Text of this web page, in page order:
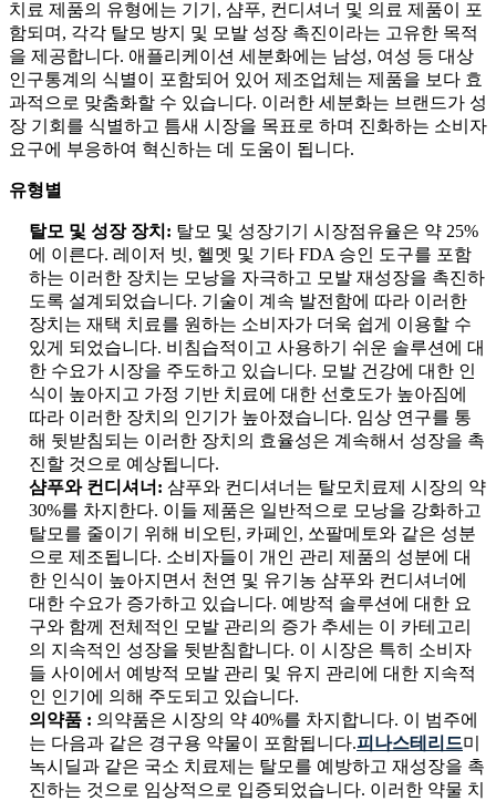
치료 제품의 유형에는 기기, 샴푸, 컨디셔너 및 의료 제품이 포
함되며, 각각 탈모 방지 및 모발 성장 촉진이라는 고유한 목적
을 제공합니다. 애플리케이션 세분화에는 남성, 여성 등 대상
인구통계의 식별이 포함되어 있어 제조업체는 제품을 보다 효
과적으로 맞춤화할 수 있습니다. 이러한 세분화는 브랜드가 성
장 기회를 식별하고 틈새 시장을 목표로 하며 진화하는 소비자
요구에 부응하여 혁신하는 데 도움이 됩니다.
유형별
탈모 및 성장 장치: 탈모 및 성장기기 시장점유율은 약 25%
에 이른다. 레이저 빗, 헬멧 및 기타 FDA 승인 도구를 포함
하는 이러한 장치는 모낭을 자극하고 모발 재성장을 촉진하
도록 설계되었습니다. 기술이 계속 발전함에 따라 이러한
장치는 재택 치료를 원하는 소비자가 더욱 쉽게 이용할 수
있게 되었습니다. 비침습적이고 사용하기 쉬운 솔루션에 대
한 수요가 시장을 주도하고 있습니다. 모발 건강에 대한 인
식이 높아지고 가정 기반 치료에 대한 선호도가 높아짐에
따라 이러한 장치의 인기가 높아졌습니다. 임상 연구를 통
해 뒷받침되는 이러한 장치의 효율성은 계속해서 성장을 촉
진할 것으로 예상됩니다.
샴푸와 컨디셔너: 샴푸와 컨디셔너는 탈모치료제 시장의 약
30%를 차지한다. 이들 제품은 일반적으로 모낭을 강화하고
탈모를 줄이기 위해 비오틴, 카페인, 쏘팔메토와 같은 성분
으로 제조됩니다. 소비자들이 개인 관리 제품의 성분에 대
한 인식이 높아지면서 천연 및 유기농 샴푸와 컨디셔너에
대한 수요가 증가하고 있습니다. 예방적 솔루션에 대한 요
구와 함께 전체적인 모발 관리의 증가 추세는 이 카테고리
의 지속적인 성장을 뒷받침합니다. 이 시장은 특히 소비자
들 사이에서 예방적 모발 관리 및 유지 관리에 대한 지속적
인 인기에 의해 주도되고 있습니다.
의약품 : 의약품은 시장의 약 40%를 차지합니다. 이 범주에
는 다음과 같은 경구용 약물이 포함됩니다.피나스테리드미
녹시딜과 같은 국소 치료제는 탈모를 예방하고 재성장을 촉
진하는 것으로 임상적으로 입증되었습니다. 이러한 약물 치